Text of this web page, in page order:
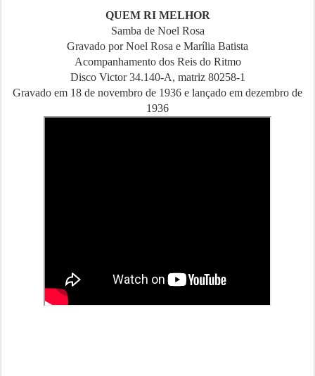
QUEM RI MELHOR
Samba de Noel Rosa
Gravado por Noel Rosa e Marília Batista
Acompanhamento dos Reis do Ritmo
Disco Victor 34.140-A, matriz 80258-1
Gravado em 18 de novembro de 1936 e lançado em dezembro de
1936